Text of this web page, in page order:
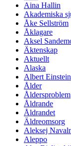
Aina Hallin
Akademiska
Åke Sellström
Åklagare
Aksel
Äktenskap
Aktuellt
Alaska
Albert Einstein
Ålder
Åldersproblem
Åldrande
Åldrandet
Äldreomsorg
Aleksej
Aleppo